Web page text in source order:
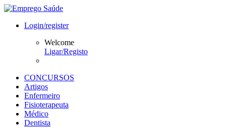
Login/register
Welcome
Ligar/Registo
CONCURSOS
Artigos
Enfermeiro
Fisioterapeuta
Médico
Dentista